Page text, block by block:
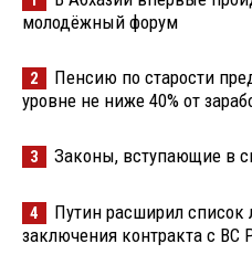
молодёжный форум
2
Пенсию по старости
уровне не ниже 40% от
3 Законы, вступающие в
4
Путин расширил
заключения контракта с ВС